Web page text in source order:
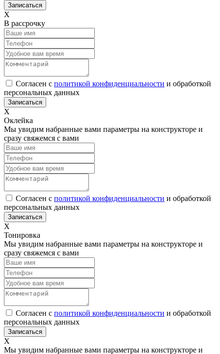
Х
В рассрочку
Согласен с политикой конфиденциальности и обработкой
персональных данных
Х
Оклейка
Мы увидим набранные вами параметры на конструкторе и
сразу свяжемся с вами
Согласен с политикой конфиденциальности и обработкой
персональных данных
Х
Тонировка
Мы увидим набранные вами параметры на конструкторе и
сразу свяжемся с вами
Согласен с политикой конфиденциальности и обработкой
персональных данных
Х
Мы увидим набранные вами параметры на конструкторе и